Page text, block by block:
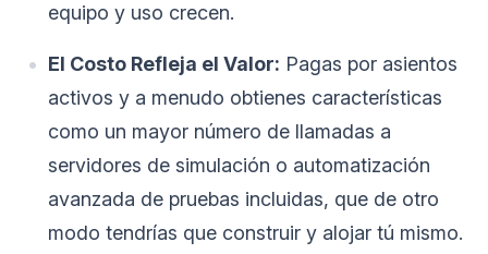
equipo y uso crecen.
El Costo Refleja el Valor: Pagas por asientos
activos y a menudo obtienes características
como un mayor número de llamadas a
servidores de simulación o automatización
avanzada de pruebas incluidas, que de otro
modo tendrías que construir y alojar tú mismo.